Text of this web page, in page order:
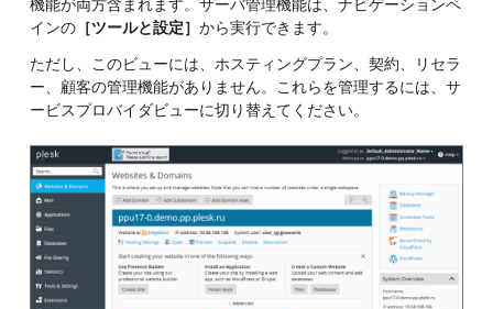
機能が両方含まれます。サーバ管理機能は、ナビゲーションペ
インの ［ツールと設定］ から実行できます。
ただし、このビューには、ホスティングプラン、契約、リセラ
ー、顧客の管理機能がありません。これらを管理するには、サ
ービスプロバイダビューに切り替えてください。